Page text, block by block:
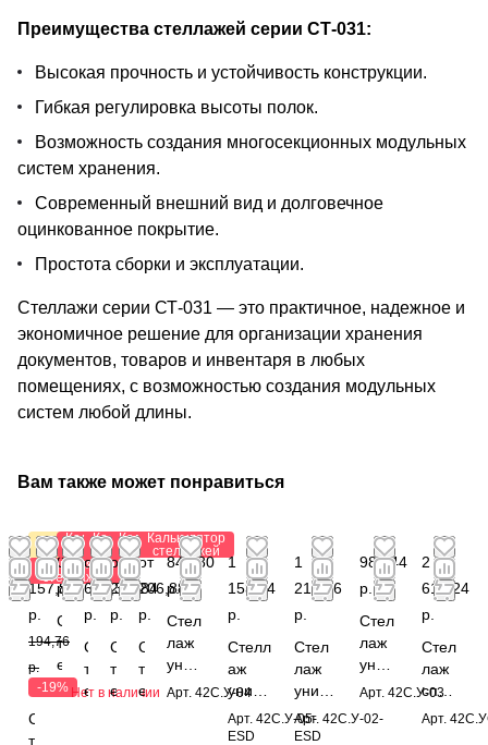
Преимущества стеллажей серии СТ-031:
Высокая прочность и устойчивость конструкции.
Гибкая регулировка высоты полок.
Возможность создания многосекционных модульных
систем хранения.
Современный внешний вид и долговечное
оцинкованное покрытие.
Простота сборки и эксплуатации.
Стеллажи серии СТ-031 — это практичное, надежное и
экономичное решение для организации хранения
документов, товаров и инвентаря в любых
помещениях, с возможностью создания модульных
систем любой длины.
Вам также может понравиться
Акция
Калькулятор
стеллажей
от
157,80
р.
194,76
р.
-19%
С
т
Калькулятор
стеллажей
0
р.
С
т
е
л Нет в наличии
Калькулятор
стеллажей
от
607,38
р.
С
т
е
Калькулятор
стеллажей
от 1
203,84
р.
С
т
е
Калькулятор
стеллажей
от
206,88
р.
С
т
е
841,80
р.
Стел
лаж
унив
ерса
Арт.42С.У-04
1
153,44
р.
Стелл
аж
униве
рсаль
ный
Арт.42С.У-05-
ESD
1
216,56
р.
Стел
лаж
униве
рсаль
ный
Арт.42С.У-02-
ESD
982,44
р.
Стел
лаж
унив
ерса
Арт.42С.У-03
2
616,24
р.
Стел
лаж
спец
иаль
Арт.